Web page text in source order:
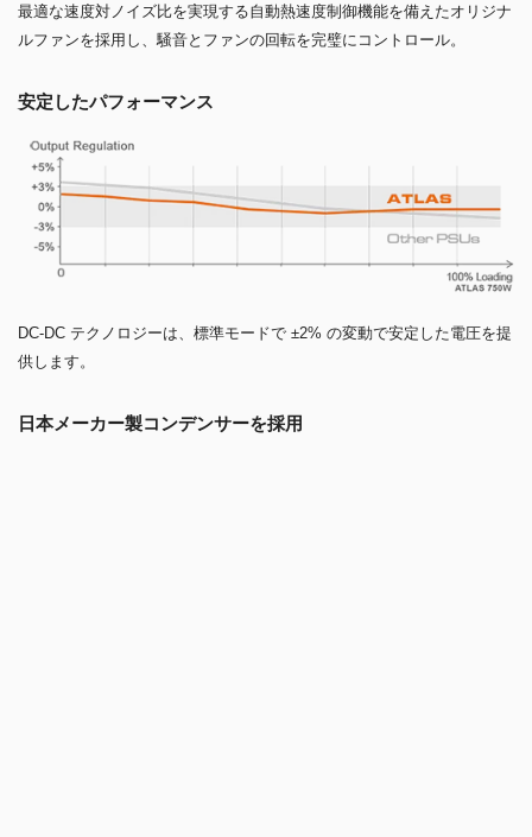
最適な速度対ノイズ比を実現する自動熱速度制御機能を備えたオリジナ
ルファンを採用し、騒音とファンの回転を完璧にコントロール。
安定したパフォーマンス
DC-DC テクノロジーは、標準モードで ±2% の変動で安定した電圧を提
供します。
日本メーカー製コンデンサーを採用